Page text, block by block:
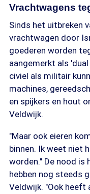
Vrachtwagens
Sinds het uitbreken
vrachtwagen door
goederen worden
aangemerkt als
civiel als militair
machines,
en spijkers en hout
Veldwijk.
"Maar ook eieren
binnen. Ik weet niet
worden." De nood is
hebben nog steeds
Veldwijk. "Ook heeft